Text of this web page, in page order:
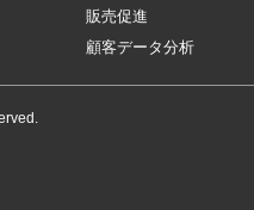
販売促進
顧客データ分析